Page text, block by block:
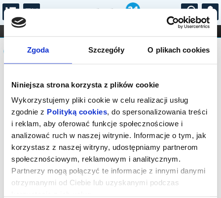
Zgoda Szczegóły O plikach cookies
Niniejsza strona korzysta z plików cookie
Wykorzystujemy pliki cookie w celu realizacji usług
zgodnie z Polityką cookies, do spersonalizowania treści
i reklam, aby oferować funkcje społecznościowe i
analizować ruch w naszej witrynie. Informacje o tym, jak
korzystasz z naszej witryny, udostępniamy partnerom
społecznościowym, reklamowym i analitycznym.
Partnerzy mogą połączyć te informacje z innymi danymi
otrzymanymi od Ciebie lub uzyskanymi podczas
...
FILHARMONIA OPERA I BALET
STAND-UP
DLA DZIECI
Komunikat
Sprzedaż biletów on-line na wydarzenie
została zakończona.